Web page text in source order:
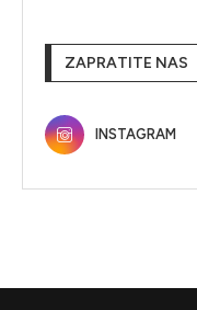
ZAPRATITE NAS
INSTAGRAM